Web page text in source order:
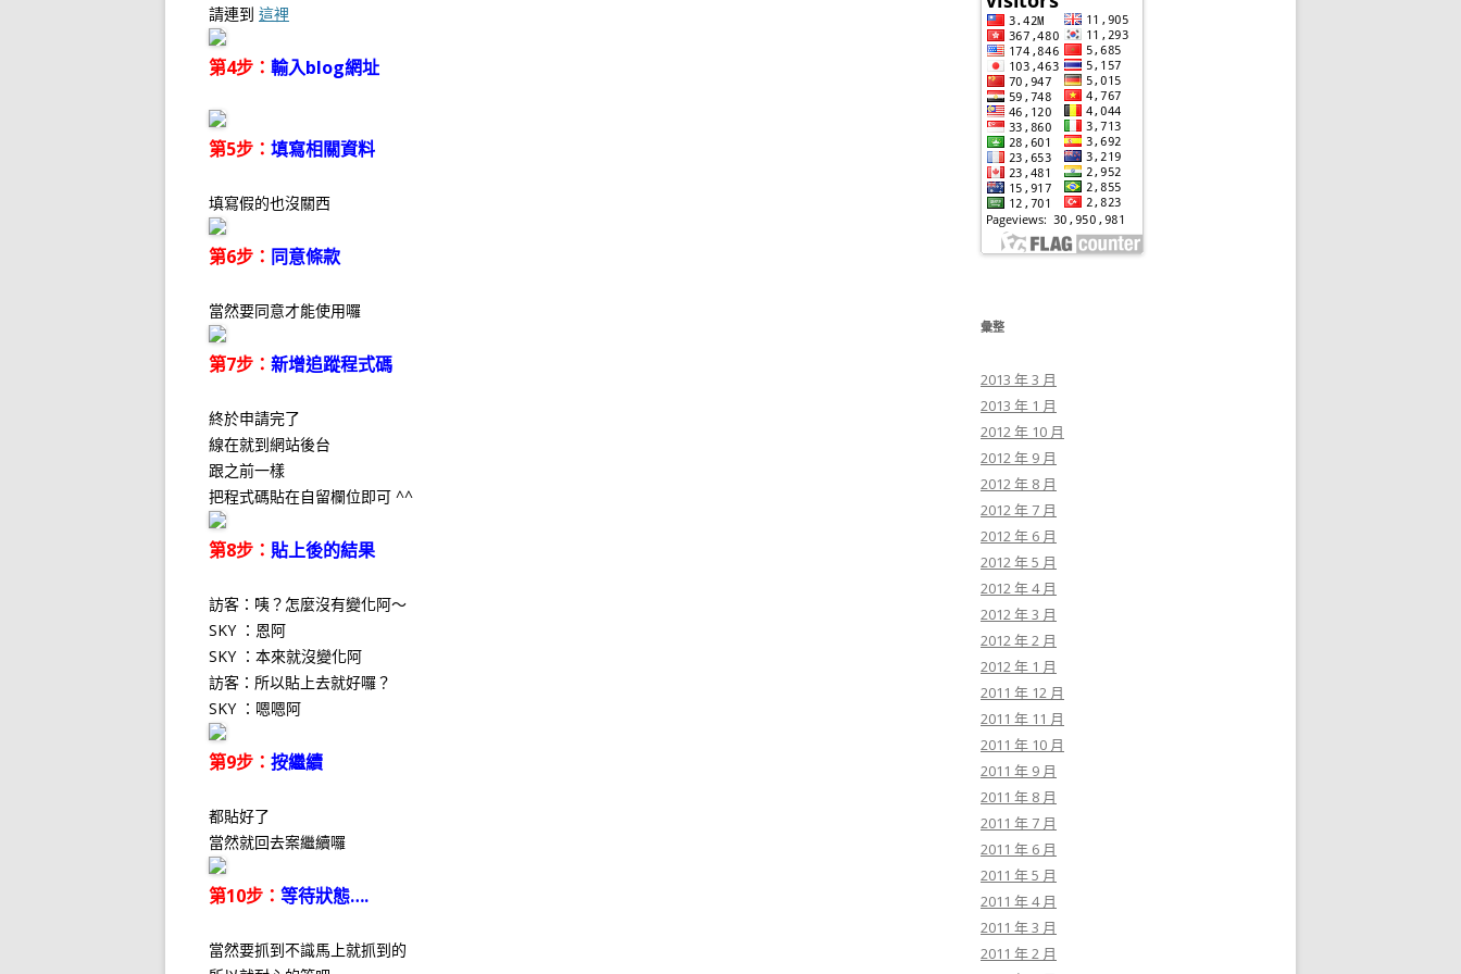
請連到 這裡
第4步： 輸入blog網址
第5步： 填寫相關資料
填寫假的也沒關西
第6步： 同意條款
當然要同意才能使用囉
第7步： 新增追蹤程式碼
終於申請完了
線在就到網站後台
跟之前一樣
把程式碼貼在自留欄位即可 ^^
第8步： 貼上後的結果
訪客：咦？怎麼沒有變化阿～
SKY ：恩阿
SKY ：本來就沒變化阿
訪客：所以貼上去就好囉？
SKY ：嗯嗯阿
第9步： 按繼續
都貼好了
當然就回去案繼續囉
第10步： 等待狀態….
當然要抓到不識馬上就抓到的
彙整
2013 年 3 月
2013 年 1 月
2012 年 10 月
2012 年 9 月
2012 年 8 月
2012 年 7 月
2012 年 6 月
2012 年 5 月
2012 年 4 月
2012 年 3 月
2012 年 2 月
2012 年 1 月
2011 年 12 月
2011 年 11 月
2011 年 10 月
2011 年 9 月
2011 年 8 月
2011 年 7 月
2011 年 6 月
2011 年 5 月
2011 年 4 月
2011 年 3 月
2011 年 2 月